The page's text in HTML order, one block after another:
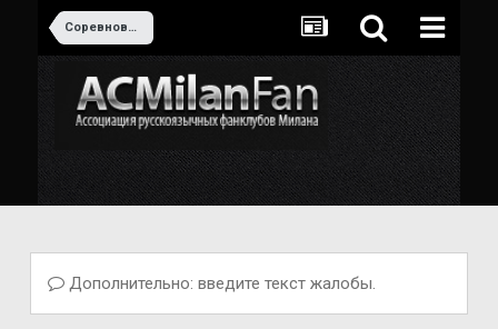
Соревнования сборных
Дополнительно: введите текст жалобы.